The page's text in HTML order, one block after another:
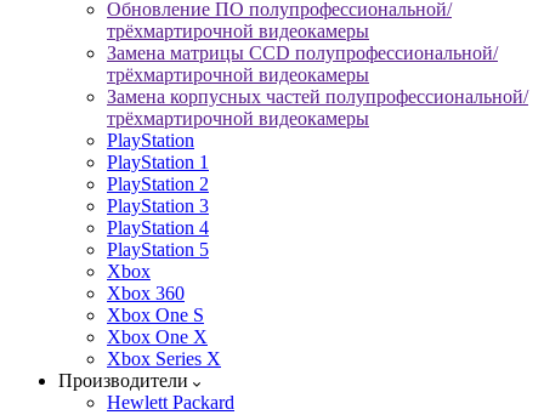
Обновление ПО полупрофессиональной/
трёхмартирочной видеокамеры
Замена матрицы CCD полупрофессиональной/
трёхмартирочной видеокамеры
Замена корпусных частей полупрофессиональной/
трёхмартирочной видеокамеры
PlayStation
PlayStation 1
PlayStation 2
PlayStation 3
PlayStation 4
PlayStation 5
Xbox
Xbox 360
Xbox One S
Xbox One X
Xbox Series X
Производители
Hewlett Packard